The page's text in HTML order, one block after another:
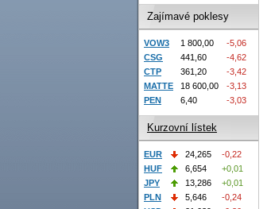
Zajímavé poklesy
VOW3 1 800,00
-5,06
CSG
441,60
-4,62
CTP
361,20
-3,42
MATTE
18 600,00
-3,13
PEN
6,40 -3,03
Kurzovní lístek
EUR 24,265
-0,22
HUF
6,654
+0,01
JPY
13,286
+0,01
PLN
5,646
-0,24